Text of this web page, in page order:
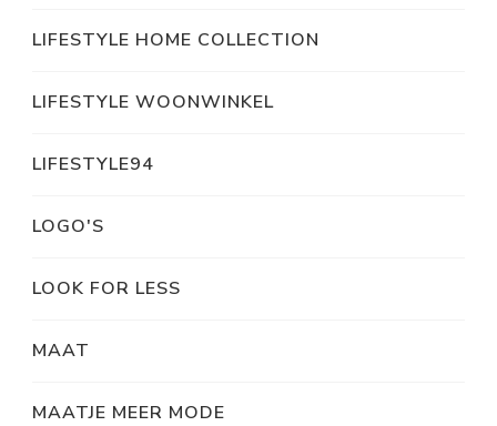
LIFESTYLE HOME COLLECTION
LIFESTYLE WOONWINKEL
LIFESTYLE94
LOGO'S
LOOK FOR LESS
MAAT
MAATJE MEER MODE